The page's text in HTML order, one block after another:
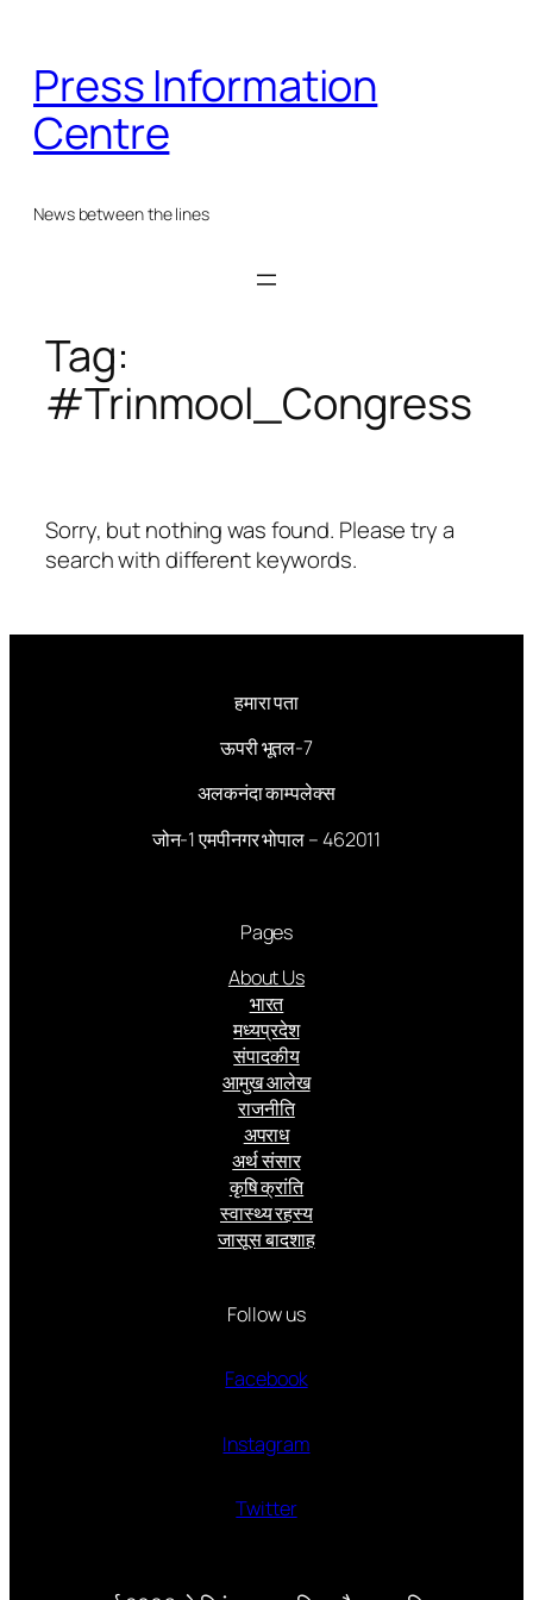
content
Press Information
Centre
News between the lines
Tag:
#Trinmool_Congress
Sorry, but nothing was found. Please try a
search with different keywords.
हमारा पता
ऊपरी भूतल-7
अलकनंदा काम्पलेक्स
जोन-1 एमपीनगर भोपाल – 462011
Pages
About Us
भारत
मध्यप्रदेश
संपादकीय
आमुख आलेख
राजनीति
अपराध
अर्थ संसार
कृषि क्रांति
स्वास्थ्य रहस्य
जासूस बादशाह
Follow us
Facebook
Instagram
Twitter